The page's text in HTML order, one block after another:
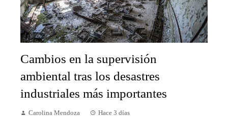
Cambios en la supervisión
ambiental tras los desastres
industriales más importantes
Carolina Mendoza Hace 3 días